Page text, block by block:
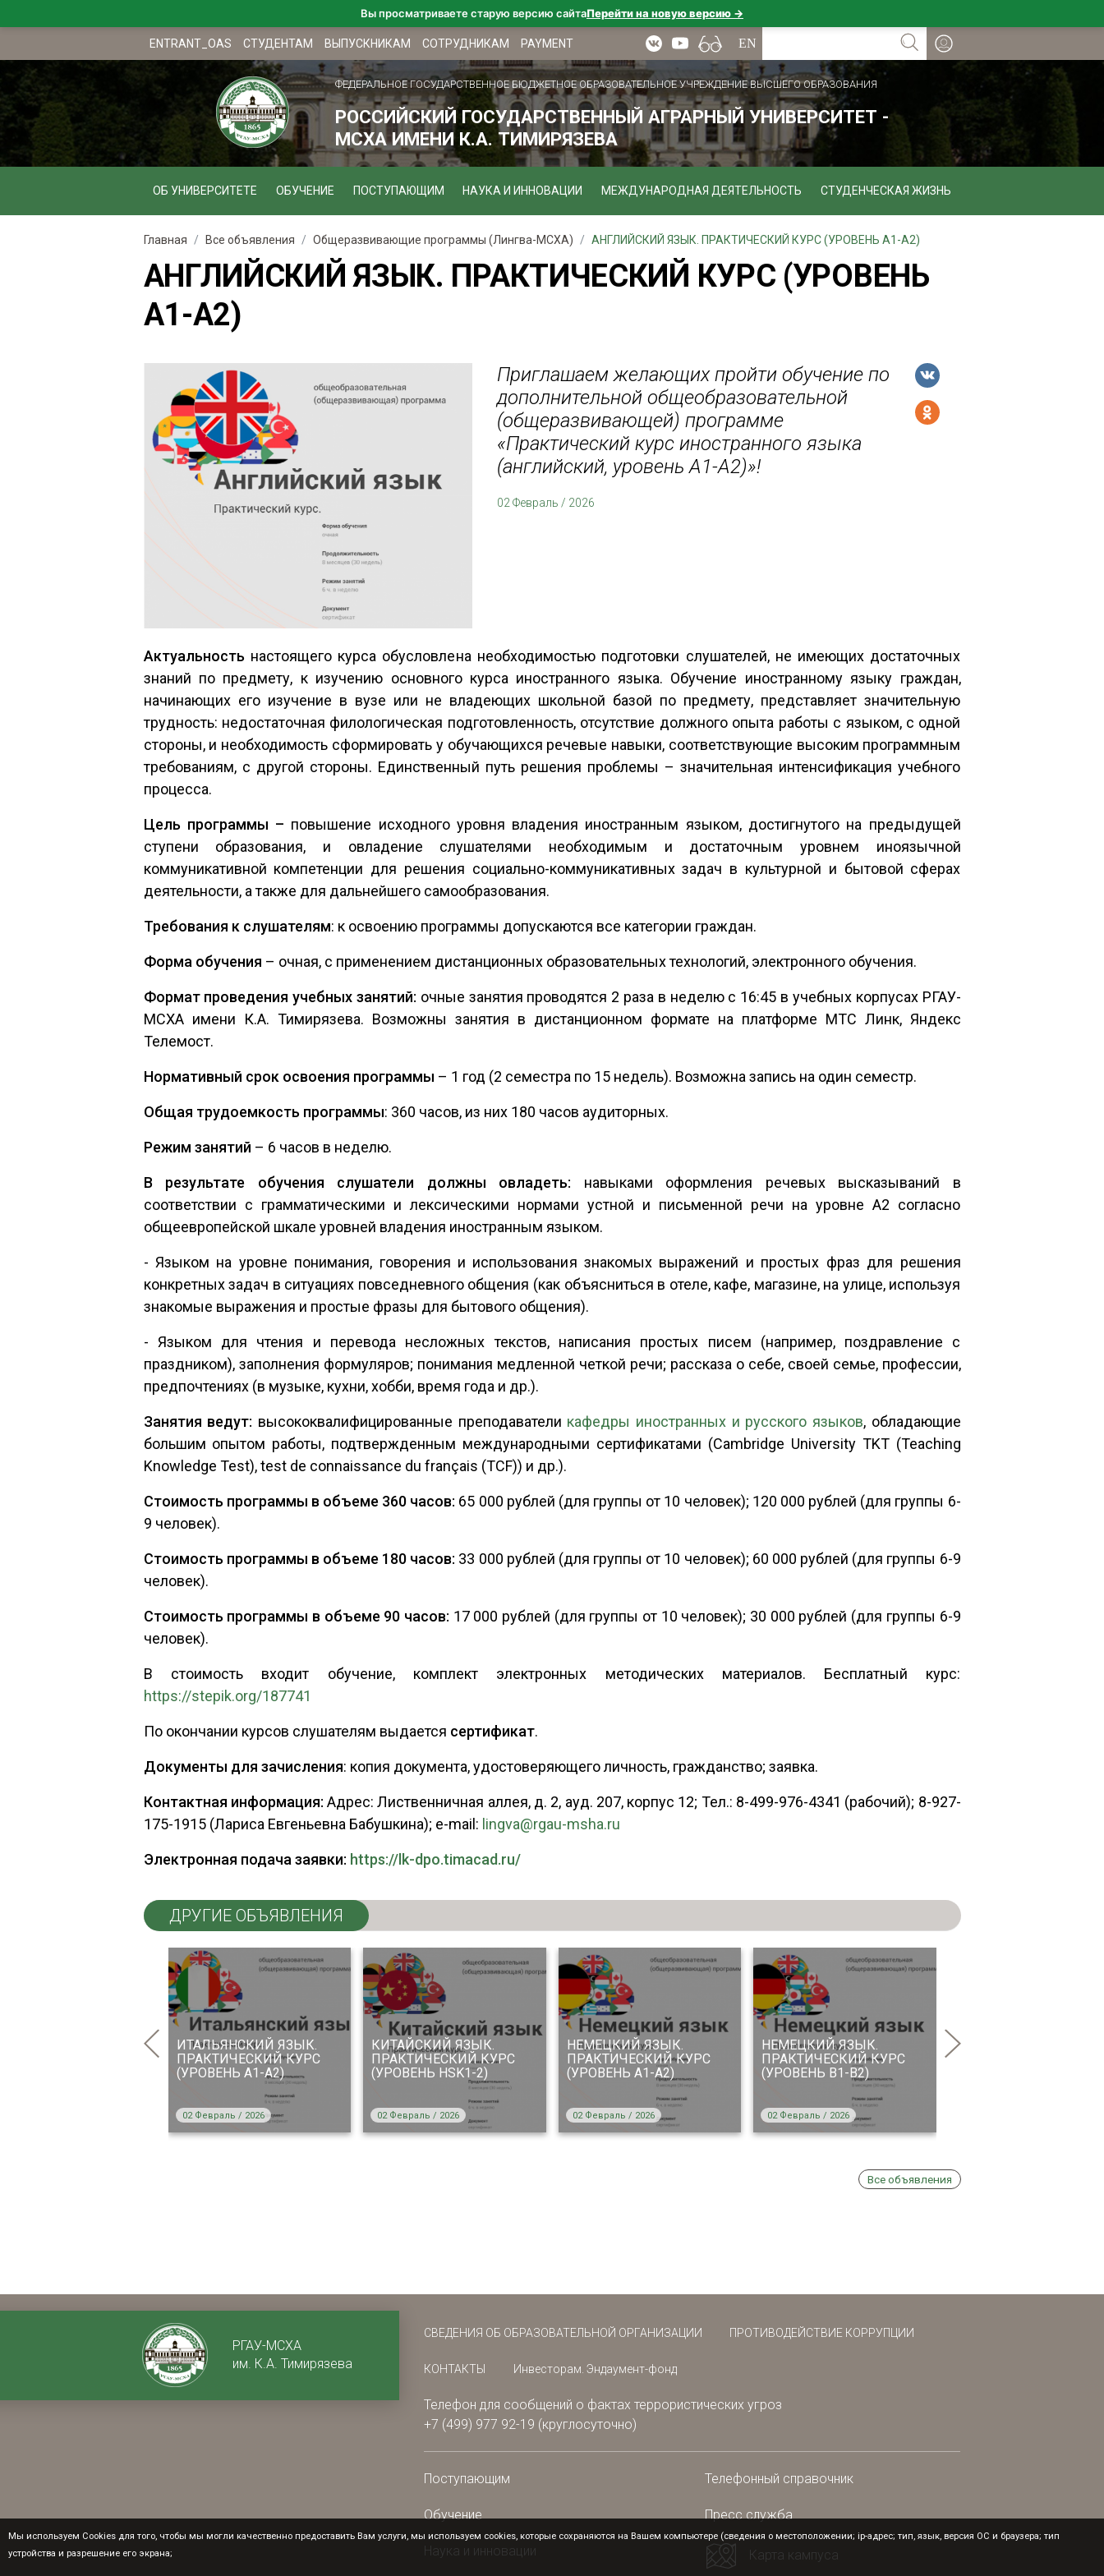
ENTRANT_OAS СТУДЕНТАМ ВЫПУСКНИКАМ СОТРУДНИКАМ PAYMENT
ФЕДЕРАЛЬНОЕ ГОСУДАРСТВЕННОЕ БЮДЖЕТНОЕ ОБРАЗОВАТЕЛЬНОЕ УЧРЕЖДЕНИЕ ВЫСШЕГО ОБРАЗОВАНИЯ
РОССИЙСКИЙ ГОСУДАРСТВЕННЫЙ АГРАРНЫЙ УНИВЕРСИТЕТ -
МСХА ИМЕНИ К.А. ТИМИРЯЗЕВА
ОБ УНИВЕРСИТЕТЕ ОБУЧЕНИЕ ПОСТУПАЮЩИМ НАУКА И ИННОВАЦИИ МЕЖДУНАРОДНАЯ ДЕЯТЕЛЬНОСТЬ СТУДЕНЧЕСКАЯ ЖИЗНЬ
Главная Все объявления Общеразвивающие программы (Лингва-МСХА) АНГЛИЙСКИЙ ЯЗЫК. ПРАКТИЧЕСКИЙ КУРС (УРОВЕНЬ А1-А2)
АНГЛИЙСКИЙ ЯЗЫК. ПРАКТИЧЕСКИЙ КУРС (УРОВЕНЬ
А1-А2)
Приглашаем желающих пройти обучение по
дополнительной общеобразовательной
(общеразвивающей) программе
«Практический курс иностранного языка
(английский, уровень А1-А2)»!
02 Февраль / 2026
Актуальность настоящего курса обусловлена необходимостью подготовки слушателей, не имеющих достаточных
знаний по предмету, к изучению основного курса иностранного языка. Обучение иностранному языку граждан,
начинающих его изучение в вузе или не владеющих школьной базой по предмету, представляет значительную
трудность: недостаточная филологическая подготовленность, отсутствие должного опыта работы с языком, с одной
стороны, и необходимость сформировать у обучающихся речевые навыки, соответствующие высоким программным
требованиям, с другой стороны. Единственный путь решения проблемы – значительная интенсификация учебного
процесса.
Цель программы – повышение исходного уровня владения иностранным языком, достигнутого на предыдущей
ступени образования, и овладение слушателями необходимым и достаточным уровнем иноязычной
коммуникативной компетенции для решения социально-коммуникативных задач в культурной и бытовой сферах
деятельности, а также для дальнейшего самообразования.
Требования к слушателям: к освоению программы допускаются все категории граждан.
Форма обучения – очная, с применением дистанционных образовательных технологий, электронного обучения.
Формат проведения учебных занятий: очные занятия проводятся 2 раза в неделю с 16:45 в учебных корпусах РГАУ-
МСХА имени К.А. Тимирязева. Возможны занятия в дистанционном формате на платформе МТС Линк, Яндекс
Телемост.
Нормативный срок освоения программы – 1 год (2 семестра по 15 недель). Возможна запись на один семестр.
Общая трудоемкость программы: 360 часов, из них 180 часов аудиторных.
Режим занятий – 6 часов в неделю.
В результате обучения слушатели должны овладеть: навыками оформления речевых высказываний в
соответствии с грамматическими и лексическими нормами устной и письменной речи на уровне А2 согласно
общеевропейской шкале уровней владения иностранным языком.
- Языком на уровне понимания, говорения и использования знакомых выражений и простых фраз для решения
конкретных задач в ситуациях повседневного общения (как объясниться в отеле, кафе, магазине, на улице, используя
знакомые выражения и простые фразы для бытового общения).
- Языком для чтения и перевода несложных текстов, написания простых писем (например, поздравление с
праздником), заполнения формуляров; понимания медленной четкой речи; рассказа о себе, своей семье, профессии,
предпочтениях (в музыке, кухни, хобби, время года и др.).
Занятия ведут: высококвалифицированные преподаватели кафедры иностранных и русского языков, обладающие
большим опытом работы, подтвержденным международными сертификатами (Cambridge University TKT (Teaching
Knowledge Test), test de connaissance du français (TCF)) и др.).
Стоимость программы в объеме 360 часов: 65 000 рублей (для группы от 10 человек); 120 000 рублей (для группы 6-
9 человек).
Стоимость программы в объеме 180 часов: 33 000 рублей (для группы от 10 человек); 60 000 рублей (для группы 6-9
человек).
Стоимость программы в объеме 90 часов: 17 000 рублей (для группы от 10 человек); 30 000 рублей (для группы 6-9
человек).
В стоимость входит обучение, комплект электронных методических материалов. Бесплатный курс:
https://stepik.org/187741
По окончании курсов слушателям выдается сертификат.
Документы для зачисления: копия документа, удостоверяющего личность, гражданство; заявка.
Контактная информация:Адрес: Лиственничная аллея, д. 2, ауд. 207, корпус 12; Тел.: 8-499-976-4341 (рабочий); 8-927-
175-1915 (Лариса Евгеньевна Бабушкина); e-mail: lingva@rgau-msha.ru
Электронная подача заявки: https://lk-dpo.timacad.ru/
ДРУГИЕ ОБЪЯВЛЕНИЯ
ИТАЛЬЯНСКИЙ ЯЗЫК.
ПРАКТИЧЕСКИЙ КУРС
(УРОВЕНЬ А1-А2)
02 Февраль / 2026
КИТАЙСКИЙ ЯЗЫК.
ПРАКТИЧЕСКИЙ КУРС
(УРОВЕНЬ HSK1-2)
02 Февраль / 2026
НЕМЕЦКИЙ ЯЗЫК.
ПРАКТИЧЕСКИЙ КУРС
(УРОВЕНЬ А1-А2)
02 Февраль / 2026
НЕМЕЦКИЙ ЯЗЫК.
ПРАКТИЧЕСКИЙ КУРС
(УРОВЕНЬ В1-В2)
02 Февраль / 2026
ФРАНЦУЗСКИЙ ЯЗЫК.
Все объявления
РГАУ-МСХА
им. К.А. Тимирязева
СВЕДЕНИЯ ОБ ОБРАЗОВАТЕЛЬНОЙ ОРГАНИЗАЦИИ ПРОТИВОДЕЙСТВИЕ КОРРУПЦИИ
КОНТАКТЫ Инвесторам. Эндаумент-фонд
Телефон для сообщений о фактах террористических угроз
+7 (499) 977 92-19 (круглосуточно)
Поступающим
Обучение
Наука и инновации
Телефонный справочник
Пресс служба
Карта кампуса
Мы используем Cookies для того, чтобы мы могли качественно предоставить Вам услуги, мы используем cookies, которые сохраняются на Вашем компьютере (сведения о местоположении; ip-адрес; тип, язык, версия ОС и браузера; тип
устройства и разрешение его экрана;
Вы просматриваете старую версию сайтаПерейти на новую версию →